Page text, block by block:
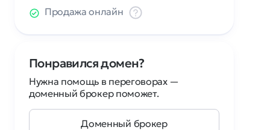
Продажа онлайн
Понравился домен?
Нужна помощь в переговорах —
доменный брокер поможет.
Доменный брокер